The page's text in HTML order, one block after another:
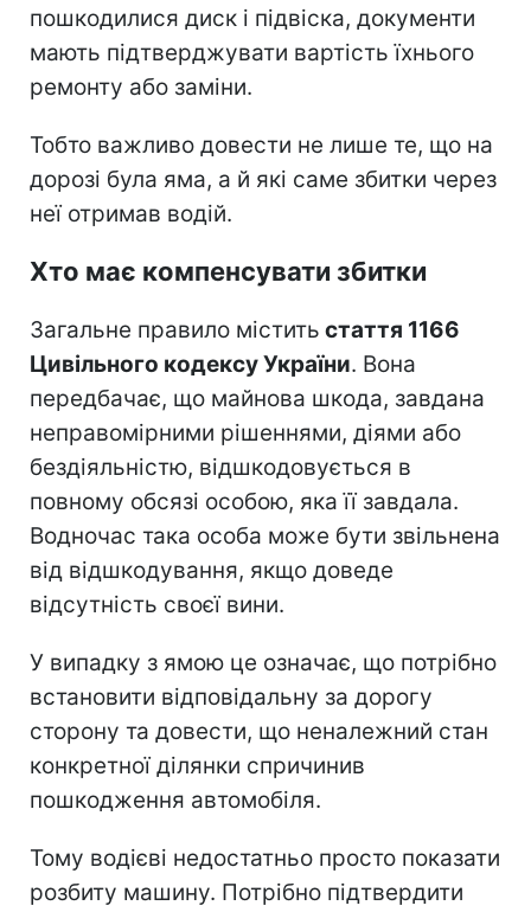
пошкодилися диск і підвіска, документи
мають підтверджувати вартість їхнього
ремонту або заміни.
Тобто важливо довести не лише те, що на
дорозі була яма, а й які саме збитки через
неї отримав водій.
Хто має компенсувати збитки
Загальне правило містить стаття 1166
Цивільного кодексу України. Вона
передбачає, що майнова шкода, завдана
неправомірними рішеннями, діями або
бездіяльністю, відшкодовується в
повному обсязі особою, яка її завдала.
Водночас така особа може бути звільнена
від відшкодування, якщо доведе
відсутність своєї вини.
У випадку з ямою це означає, що потрібно
встановити відповідальну за дорогу
сторону та довести, що неналежний стан
конкретної ділянки спричинив
пошкодження автомобіля.
Тому водієві недостатньо просто показати
розбиту машину. Потрібно підтвердити